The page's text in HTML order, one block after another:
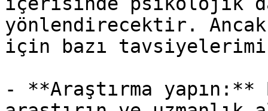
yönlendirecektir. Ancak
için bazı
- **Araştırma